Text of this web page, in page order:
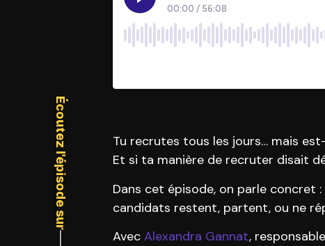
Écoutez l'épisode sur
Tu recrutes tous les jours… mais
Et si ta manière de recruter disait
Dans cet épisode, on parle concret
candidats restent, partent, ou ne
Avec Alexandra Gannat,